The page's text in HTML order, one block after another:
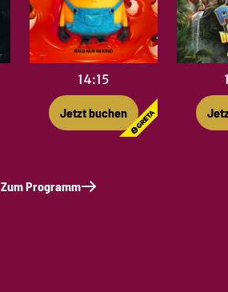
14:15
Jetzt buchen
Zum Programm